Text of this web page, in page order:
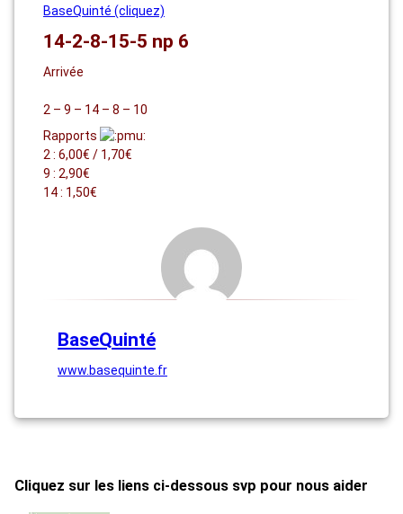
BaseQuinté (cliquez)
14-2-8-15-5 np 6
Arrivée
2 – 9 – 14 – 8 – 10
Rapports
2 : 6,00€ / 1,70€
9 : 2,90€
14 : 1,50€
BaseQuinté
www.basequinte.fr
Cliquez sur les liens ci-dessous svp pour nous aider